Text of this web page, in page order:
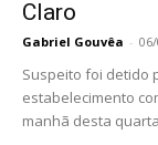
Claro
Gabriel Gouvêa -
Suspeito foi detido
estabelecimento
manhã desta